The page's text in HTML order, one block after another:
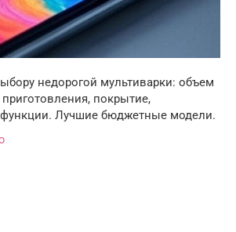
недорогой мультиварки: объем
покрытие,
Лучшие бюджетные модели.